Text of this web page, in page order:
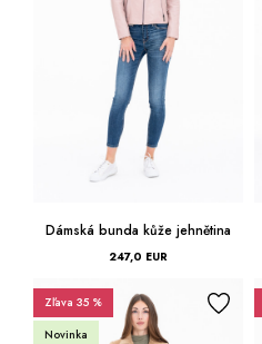
Dámská bunda kůže jehnětina
247,0 EUR
Zľava 35 %
Novinka